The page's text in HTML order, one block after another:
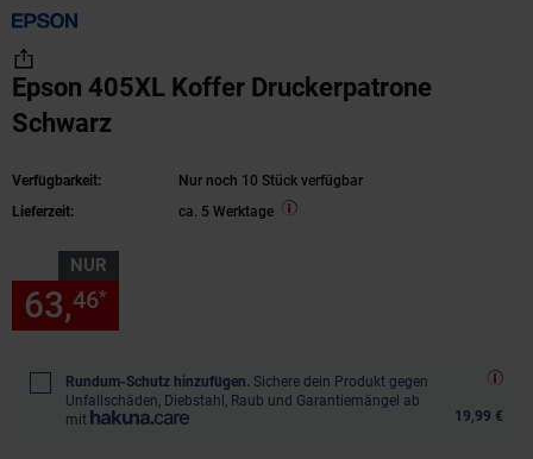
Epson 405XL Koffer Druckerpatrone
Schwarz
Verfügbarkeit:
Nur noch 10 Stück verfügbar
Lieferzeit:
ca. 5 Werktage
NUR
63,46*
Rundum-Schutz hinzufügen. Sichere dein Produkt gegen
Unfallschäden, Diebstahl, Raub und Garantiemängel ab
mit
19,99 €